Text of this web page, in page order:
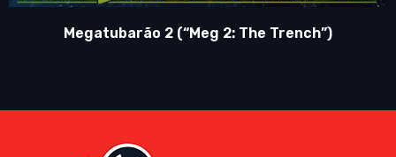
Megatubarão 2 (“Meg 2: The Trench”)